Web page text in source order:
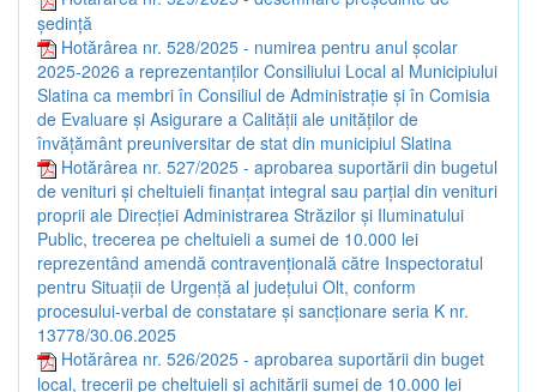
ședință
Hotărârea nr. 528/2025 - numirea pentru anul școlar
2025-2026 a reprezentanților Consiliului Local al Municipiului
Slatina ca membri în Consiliul de Administrație și în Comisia
de Evaluare și Asigurare a Calității ale unităților de
învățământ preuniversitar de stat din municipiul Slatina
Hotărârea nr. 527/2025 - aprobarea suportării din bugetul
de venituri și cheltuieli finanțat integral sau parțial din venituri
proprii ale Direcției Administrarea Străzilor și Iluminatului
Public, trecerea pe cheltuieli a sumei de 10.000 lei
reprezentând amendă contravențională către Inspectoratul
pentru Situații de Urgență al județului Olt, conform
procesului-verbal de constatare și sancționare seria K nr.
13778/30.06.2025
Hotărârea nr. 526/2025 - aprobarea suportării din buget
local, trecerii pe cheltuieli și achitării sumei de 10.000 lei